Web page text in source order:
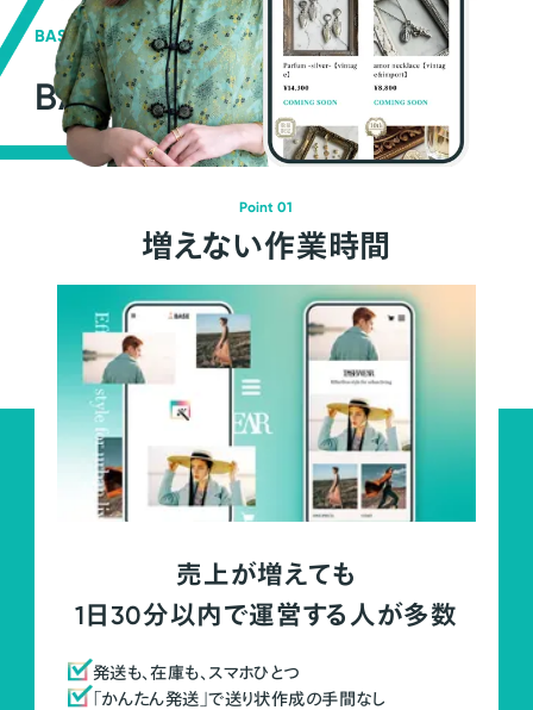
BASEの強み
BASEが強い3つの理由
Point 01
増えない作業時間
売上が増えても
1日30分以内で運営する人が多数
発送も、在庫も、スマホひとつ
「かんたん発送」で送り状作成の手間なし